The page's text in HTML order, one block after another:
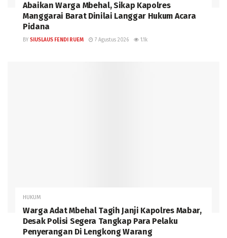
Abaikan Warga Mbehal, Sikap Kapolres
Manggarai Barat Dinilai Langgar Hukum Acara
Pidana
BY SIUSLAUS FENDI RUEM 7 Agustus 2026 1.1k
HUKUM
Warga Adat Mbehal Tagih Janji Kapolres Mabar,
Desak Polisi Segera Tangkap Para Pelaku
Penyerangan Di Lengkong Warang